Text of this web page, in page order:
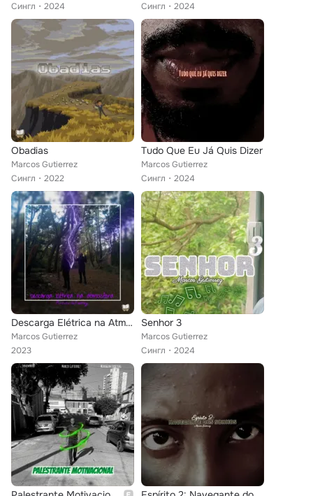
Сингл
2024
Сингл
2024
Obadias
Marcos Gutierrez
Сингл
2022
Tudo Que Eu Já Quis Dizer
Marcos Gutierrez
Сингл
2024
Descarga Elétrica na Atmosfera
Marcos Gutierrez
2023
Senhor 3
Marcos Gutierrez
Сингл
2024